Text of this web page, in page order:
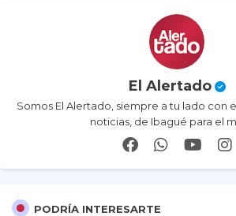
El Alertado
Somos El Alertado, siempre a tu lado con
noticias, de Ibagué para el
PODRÍA INTERESARTE